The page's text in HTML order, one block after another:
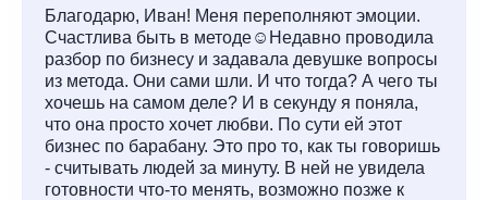
Благодарю, Иван! Меня переполняют эмоции.
Счастлива быть в методе☺️Недавно проводила
разбор по бизнесу и задавала девушке вопросы
из метода. Они сами шли. И что тогда? А чего ты
хочешь на самом деле? И в секунду я поняла,
что она просто хочет любви. По сути ей этот
бизнес по барабану. Это про то, как ты говоришь
- считывать людей за минуту. В ней не увидела
готовности что-то менять, возможно позже к